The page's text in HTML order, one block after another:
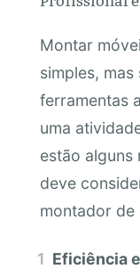
Montar
simples,
ferramentas
uma
estão alguns
deve
montador de
Eficiência